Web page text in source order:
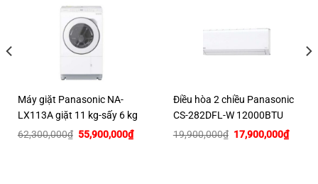
Máy giặt Panasonic NA-
LX113A giặt 11 kg-sấy 6 kg
62,300,000₫ Giá
gốc
55,900,000₫Giá
hiện
Điều hòa 2 chiều Panasonic
CS-282DFL-W 12000BTU
19,900,000₫ Giá
gốc
17,900,000₫Giá
hiện